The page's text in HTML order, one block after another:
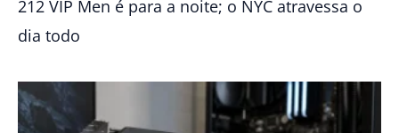
212 VIP Men é para a noite; o NYC atravessa o
dia todo